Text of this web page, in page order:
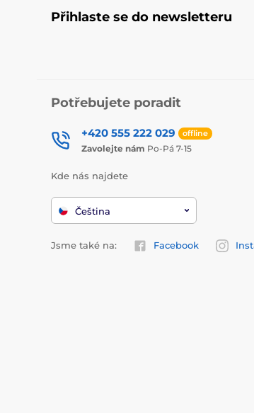
Přihlaste se do newsletteru
Potřebujete poradit
+420 555 222 029 offline
Zavolejte nám Po-Pá 7-15
Kde nás najdete
Čeština
Jsme také na: Facebook